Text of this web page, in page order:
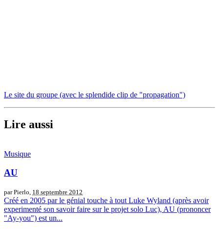
Le site du groupe (avec le splendide clip de "propagation")
Lire aussi
Musique
AU
par Pierlo, 18 septembre 2012
Créé en 2005 par le génial touche à tout Luke Wyland (après avoir
experimenté son savoir faire sur le projet solo Luc), AU (prononcer
"Ay-you") est un...